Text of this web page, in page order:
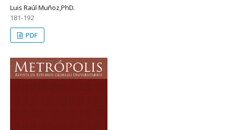
Luis Raúl Muñoz,PhD.
181-192
PDF